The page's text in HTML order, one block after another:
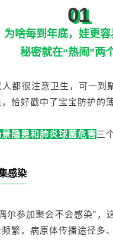
01
为啥每到年底，娃更
秘密就在“热闹”两
都很注意卫生，可一
恰好戳中了宝宝防护的
隐患和肺炎球菌危害三
感染
尔参加聚会不会感染”，
频繁，病原体传播途径多